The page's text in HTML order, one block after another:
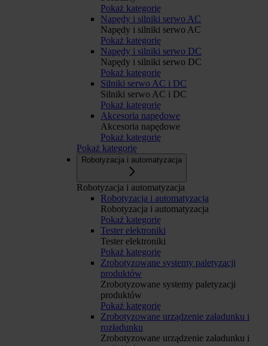
Pokaż kategorię
Napędy i silniki serwo AC
Napędy i silniki serwo AC
Pokaż kategorię
Napędy i silniki serwo DC
Napędy i silniki serwo DC
Pokaż kategorię
Silniki serwo AC i DC
Silniki serwo AC i DC
Pokaż kategorię
Akcesoria napędowe
Akcesoria napędowe
Pokaż kategorię
Pokaż kategorię
Robotyzacja i automatyzacja
Robotyzacja i automatyzacja
Robotyzacja i automatyzacja
Robotyzacja i automatyzacja
Pokaż kategorię
Tester elektroniki
Tester elektroniki
Pokaż kategorię
Zrobotyzowane systemy paletyzacji
produktów
Zrobotyzowane systemy paletyzacji
produktów
Pokaż kategorię
Zrobotyzowane urządzenie załadunku i
rozładunku
Zrobotyzowane urządzenie załadunku i